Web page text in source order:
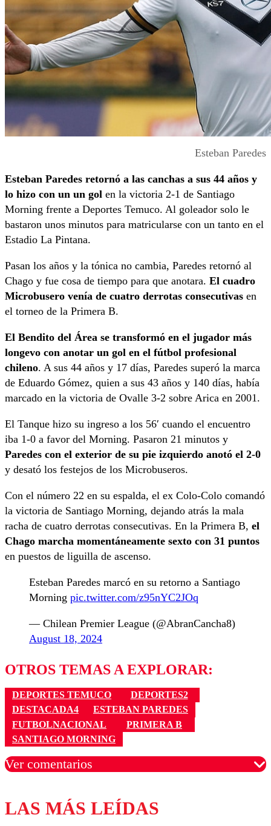
Esteban Paredes
Esteban Paredes retornó a las canchas a sus 44 años y
lo hizo con un un gol en la victoria 2-1 de Santiago
Morning frente a Deportes Temuco. Al goleador solo le
bastaron unos minutos para matricularse con un tanto en el
Estadio La Pintana.
Pasan los años y la tónica no cambia, Paredes retornó al
Chago y fue cosa de tiempo para que anotara. El cuadro
Microbusero venía de cuatro derrotas consecutivas en
el torneo de la Primera B.
El Bendito del Área se transformó en el jugador más
longevo con anotar un gol en el fútbol profesional
chileno. A sus 44 años y 17 días, Paredes superó la marca
de Eduardo Gómez, quien a sus 43 años y 140 días, había
marcado en la victoria de Ovalle 3-2 sobre Arica en 2001.
El Tanque hizo su ingreso a los 56′ cuando el encuentro
iba 1-0 a favor del Morning. Pasaron 21 minutos y
Paredes con el exterior de su pie izquierdo anotó el 2-0
y desató los festejos de los Microbuseros.
Con el número 22 en su espalda, el ex Colo-Colo comandó
la victoria de Santiago Morning, dejando atrás la mala
racha de cuatro derrotas consecutivas. En la Primera B, el
Chago marcha momentáneamente sexto con 31 puntos
en puestos de liguilla de ascenso.
Esteban Paredes marcó en su retorno a Santiago
Morning pic.twitter.com/z95nYC2JOq
— Chilean Premier League (@AbranCancha8)
August 18, 2024
OTROS TEMAS A EXPLORAR:
DEPORTES TEMUCO
DEPORTES2
DESTACADA4
ESTEBAN PAREDES
FUTBOLNACIONAL
PRIMERA B
SANTIAGO MORNING
Ver comentarios
Los comentarios son moderados para garantizar un
diálogo respetuoso.
LAS MÁS LEÍDAS